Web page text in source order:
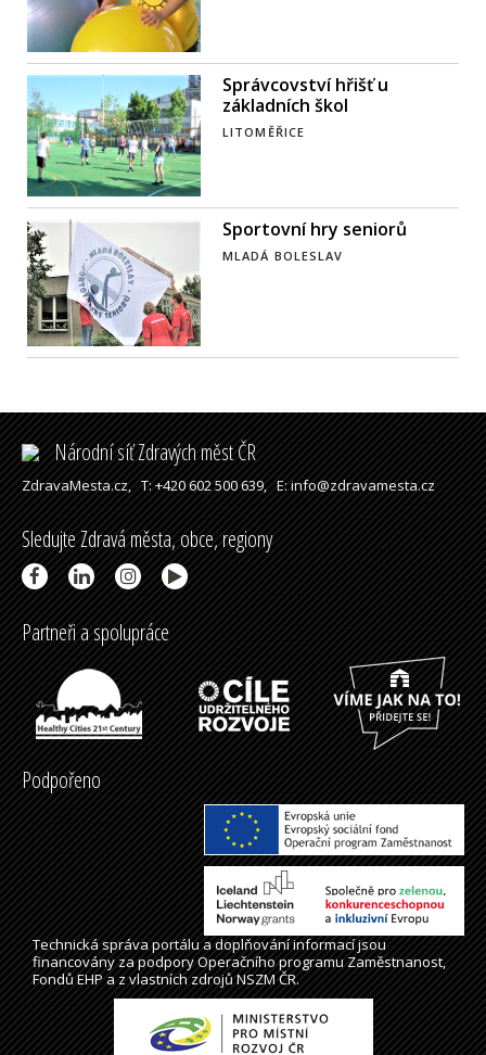
Správcovství hřišť u
základních škol
LITOMĚŘICE
Sportovní hry seniorů
MLADÁ BOLESLAV
Národní síť Zdravých měst ČR
ZdravaMesta.cz,T: +420 602 500 639,E: info@zdravamesta.cz
Sledujte Zdravá města, obce, regiony
Partneři a spolupráce
Podpořeno
Technická správaportálua doplňování informací jsou
financovány za podpory Operačního programu Zaměstnanost,
Fondů EHP a z vlastních zdrojů NSZM ČR.